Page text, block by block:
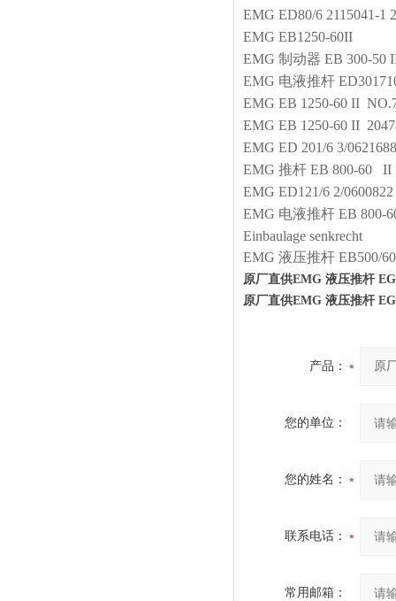
EMG ED80/6 2115041-1
EMG EB1250-60II
EMG 制动器 EB 300-50
EMG 电液推杆
EMG EB 1250-60 II
EMG EB 1250-60 II
EMG ED 201/6 3/0621688
EMG 推杆 EB 800-60 II
EMG ED121/6 2/0600822
EMG 电液推杆 EB 800-
Einbaulage senkrecht
EMG 液压推杆 EB500/
原厂直供EMG 液压推杆 EG
原厂直供EMG 液压推杆 EG
产品：
您的单位：
您的姓名：
联系电话：
常用邮箱：